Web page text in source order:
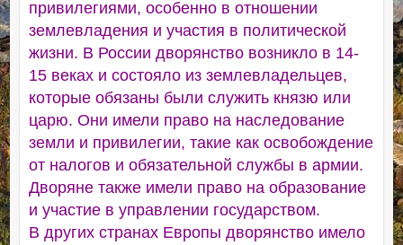
привилегиями, особенно в отношении
землевладения и участия в политической
жизни. В России дворянство возникло в 14-
15 веках и состояло из землевладельцев,
которые обязаны были служить князю или
царю. Они имели право на наследование
земли и привилегии, такие как освобождение
от налогов и обязательной службы в армии.
Дворяне также имели право на образование
и участие в управлении государством.
В других странах Европы дворянство имело